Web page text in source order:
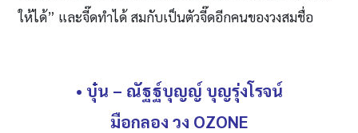
ให้ได้” และจี๊ดทำได้ สมกับเป็นตัวจี๊ดอีกคนของวงสมชื่อ
• บุ๋น – ณัฐฐ์บุญญ์ บุญรุ่งโรจน์
มือกลอง วง OZONE